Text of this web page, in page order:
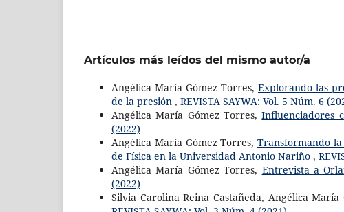
Artículos más leídos del mismo autor/a
Angélica María Gómez Torres, Explorando las
de la presión , REVISTA SAYWA: Vol. 5 Núm. 6
Angélica María Gómez Torres,Influenciadores
(2022)
Angélica María Gómez Torres, Transformando
de Física en la Universidad Antonio Nariño ,
Angélica María Gómez Torres, Entrevista a
(2022)
Silvia Carolina Reina Castañeda, Angélica María